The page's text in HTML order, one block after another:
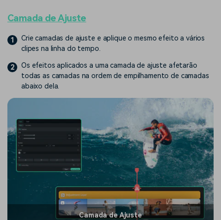
Camada de Ajuste
1
Crie camadas de ajuste e aplique o mesmo efeito a vários
clipes na linha do tempo.
2
Os efeitos aplicados a uma camada de ajuste afetarão
todas as camadas na ordem de empilhamento de camadas
abaixo dela.
Camada de Ajuste